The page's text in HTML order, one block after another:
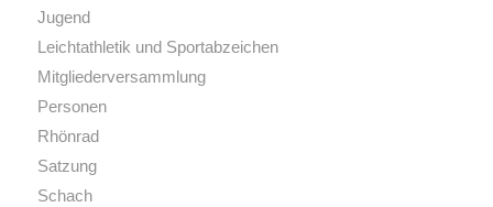
Jugend
Leichtathletik und Sportabzeichen
Mitgliederversammlung
Personen
Rhönrad
Satzung
Schach